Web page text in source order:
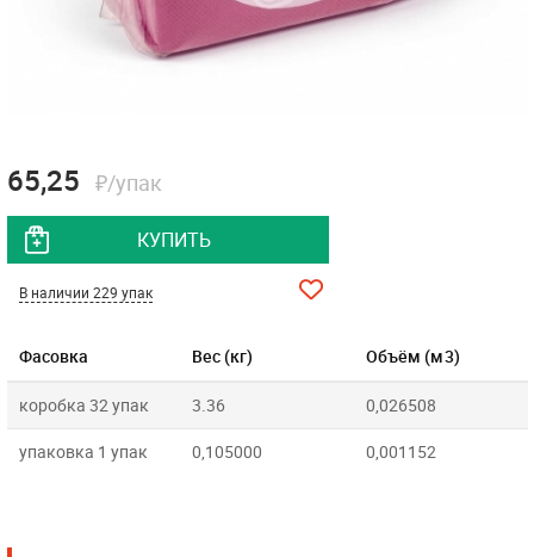
Фасовка Вес (кг) Объём (м3)
коробка 32 упак 3.36 0,026508
упаковка 1 упак 0,105000 0,001152
65,25 ₽/упак
КУПИТЬ
В наличии 229 упак